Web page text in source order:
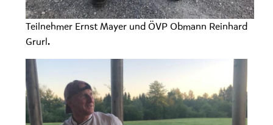
Teilnehmer Ernst Mayer und ÖVP Obmann Reinhard
Grurl.